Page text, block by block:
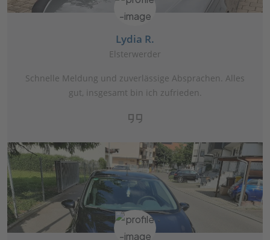
Lydia R.
Elsterwerder
Schnelle Meldung und zuverlässige Absprachen. Alles
gut, insgesamt bin ich zufrieden.